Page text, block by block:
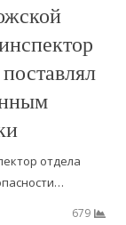
отдела
679